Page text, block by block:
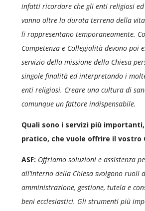
infatti ricordare che gli enti religiosi ed
vanno oltre la durata terrena della
li rappresentano temporaneamente.
Competenza e Collegialità devono poi
servizio della missione della Chiesa
singole finalità ed interpretando i
enti religiosi. Creare una cultura di
comunque un fattore indispensabile.
Quali sono i servizi più
pratico, che vuole offrire il vostro
ASF: Offriamo soluzioni e assistenza
all’interno della Chiesa svolgono ruoli
amministrazione, gestione, tutela e
beni ecclesiastici. Gli strumenti più